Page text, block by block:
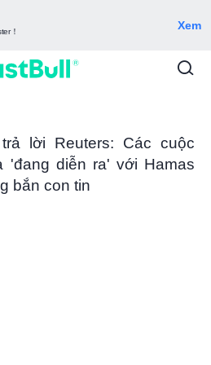
！ Xem
lời Reuters: Các cuộc
'đang diễn ra' với Hamas
bắn con tin